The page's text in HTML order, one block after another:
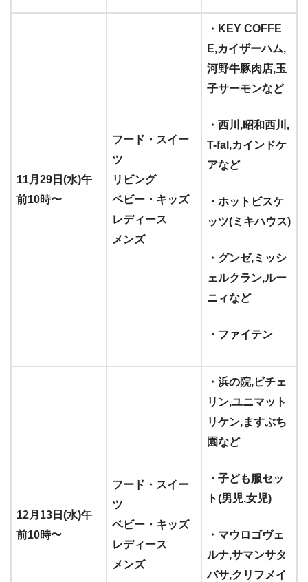
11月29日(水)午
前10時〜
フード・スイー
ツ
リビング
ベビー・キッズ
レディース
メンズ
・KEY COFFE
E,カイザーハム,
河野牛豚肉店,玉
子サーモンなど
・西川,昭和西川,
T-fal,カインドケ
アなど
・ホットビスケ
ッツ(ミキハウス)
・グンゼ,ミッシ
ェルクラン,ルー
ニィなど
・ファイテン
12月13日(水)午
前10時〜
フード・スイー
ツ
ベビー・キッズ
レディース
メンズ
・浜の院,ビチェ
リン,ユニマット
リケン,ますぶち
園など
・子ども服セッ
ト(男児,女児)
・マウロゴヴェ
ルナ,サマンサタ
バサ,クリフメイ